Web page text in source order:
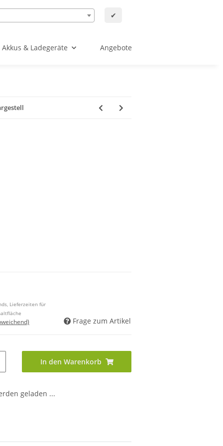
✔
Akkus & Ladegeräte Angebote
Lieferzeiten für
Frage zum Artikel
In den Warenkorb
geladen ...